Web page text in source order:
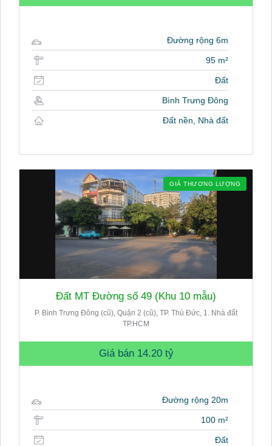
Đường rộng 6m
95 m²
Đất
Bình Trưng Đông
Đất nền, Nhà đất
GIÁ THƯƠNG LƯỢNG
Đất MT Đường số 49 (Khu 10 mẫu)
P. Bình Trưng Đông (cũ), Quận 2 (cũ), TP. Thủ Đức, 1. Nhà đất
TP.HCM
Giá bán 14.20 tỷ
Đường rộng 20m
100 m²
Đất